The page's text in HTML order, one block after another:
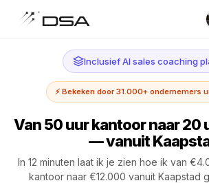
Inclusief AI sales coaching
⚡ Bekeken door 31.000+ ondernemers
Van 50 uur kantoor naar 20
— vanuit
In 12 minuten laat ik je zien hoe ik van
kantoor naar €12.000 vanuit Kaapstad